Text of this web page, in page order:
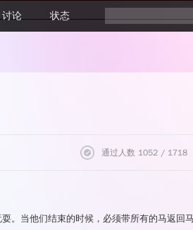
讨论 状态
7
通过人数 1052 / 1718
最短耗时
。当他们结束的时候，必须带所有的马返回